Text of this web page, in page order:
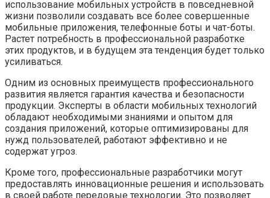
использование мобильных устройств в повседневной
жизни позволили создавать все более совершенные
мобильные приложения, телефонные боты и чат-боты.
Растет потребность в профессиональной разработке
этих продуктов, и в будущем эта тенденция будет только
усиливаться.
Одним из основных преимуществ профессионального
развития является гарантия качества и безопасности
продукции. Эксперты в области мобильных технологий
обладают необходимыми знаниями и опытом для
создания приложений, которые оптимизированы для
нужд пользователей, работают эффективно и не
содержат угроз.
Кроме того, профессиональные разработчики могут
предоставлять инновационные решения и использовать
в своей работе передовые технологии. Это позволяет